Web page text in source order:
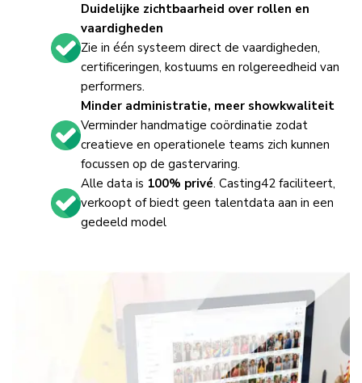
Duidelijke zichtbaarheid over rollen en
vaardigheden
Zie in één systeem direct de vaardigheden,
certificeringen, kostuums en rolgereedheid van
performers.
Minder administratie, meer showkwaliteit
Verminder handmatige coördinatie zodat
creatieve en operationele teams zich kunnen
focussen op de gastervaring.
Alle data is 100% privé. Casting42 faciliteert,
verkoopt of biedt geen talentdata aan in een
gedeeld model